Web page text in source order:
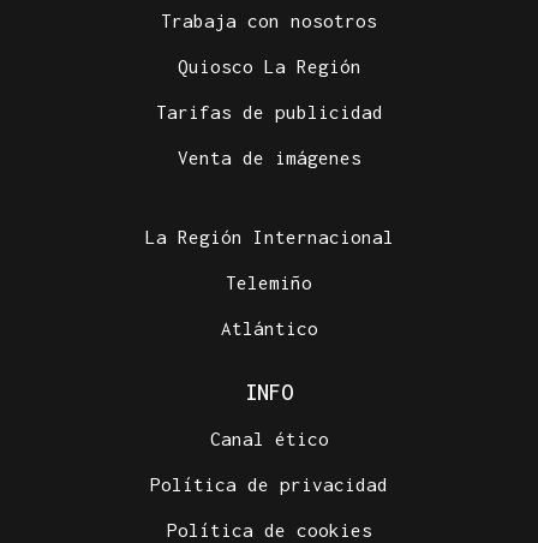
Trabaja con nosotros
Quiosco La Región
Tarifas de publicidad
Venta de imágenes
La Región Internacional
Telemiño
Atlántico
INFO
Canal ético
Política de privacidad
Política de cookies